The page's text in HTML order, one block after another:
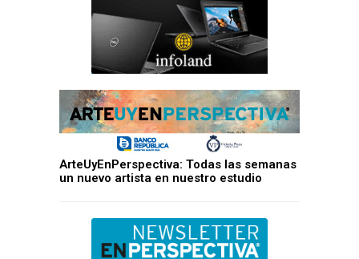
ArteUyEnPerspectiva: Todas las semanas
un nuevo artista en nuestro estudio